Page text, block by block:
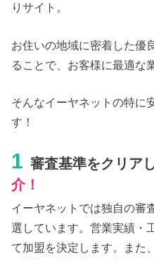
りサイト。
お住いの地域に密着した優
ることで、お客様に最適な
そんなイーヤネットの特に
す！
1 審査基準をクリア
介！
イーヤネットでは独自の審
選しています。営業実績・
て加盟を決定します。また